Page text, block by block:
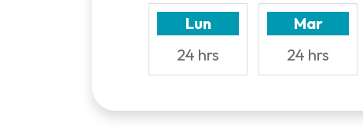
Lun
24 hrs
Mar
24 hrs